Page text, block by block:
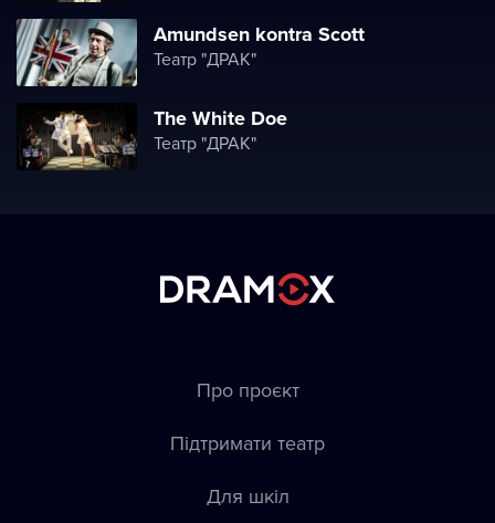
Amundsen kontra Scott
Театр "ДРАК"
The White Doe
Театр "ДРАК"
Про проєкт
Підтримати театр
Для шкіл